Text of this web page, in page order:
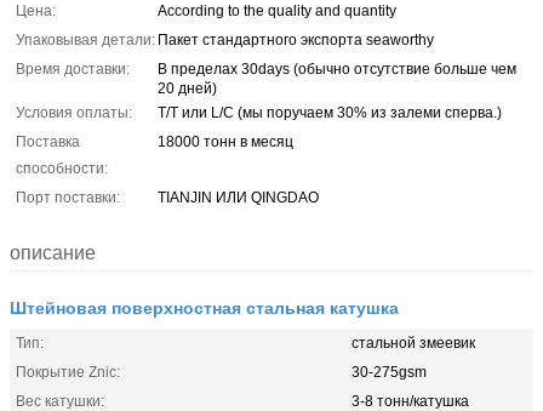
Цена:
According to the quality and quantity
Упаковывая детали: Пакет стандартного экспорта seaworthy
Время доставки:
В пределах 30days (обычно отсутствие больше чем
20 дней)
Условия оплаты:
T/T или L/C (мы поручаем 30% из залеми сперва.)
Поставка
способности:
18000 тонн в месяц
Порт поставки: TIANJIN ИЛИ QINGDAO
описание
Штейновая поверхностная стальная катушка
Тип:
стальной змеевик
Покрытие Znic:
30-275gsm
Вес катушки:
3-8 тонн/катушка